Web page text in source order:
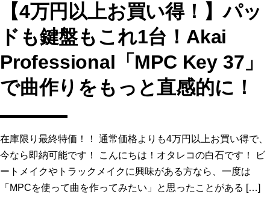
【4万円以上お買い得！】パッ
ドも鍵盤もこれ1台！Akai
Professional「MPC Key 37」
で曲作りをもっと直感的に！
在庫限り最終特価！！ 通常価格よりも4万円以上お買い得で、
今なら即納可能です！ こんにちは！オタレコの白石です！ ビ
ートメイクやトラックメイクに興味がある方なら、一度は
「MPCを使って曲を作ってみたい」と思ったことがある […]